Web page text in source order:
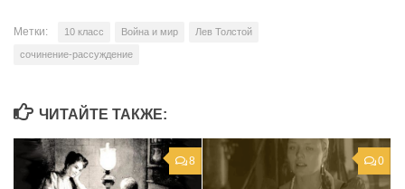
Метки: 10 класс Война и мир Лев Толстой
сочинение-рассуждение
ЧИТАЙТЕ ТАКЖЕ:
8 0